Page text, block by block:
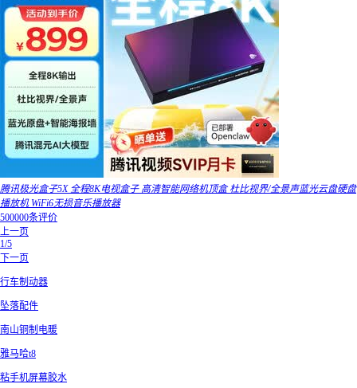
腾讯极光盒子5X 全程8K电视盒子 高清智能网络机顶盒 杜比视界/全景声蓝光云盘硬盘
播放机 WiFi6无损音乐播放器
500000条评价
上一页
1/5
下一页
行车制动器
坠落配件
南山铜制电暖
雅马哈t8
粘手机屏幕胶水